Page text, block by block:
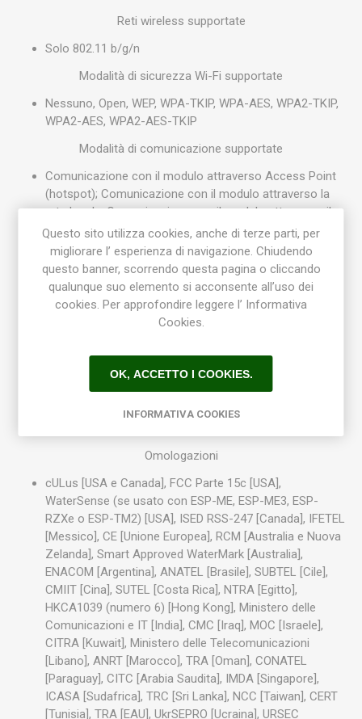
Reti wireless supportate
Solo 802.11 b/g/n
Modalità di sicurezza Wi-Fi supportate
Nessuno, Open, WEP, WPA-TKIP, WPA-AES, WPA2-TKIP,
WPA2-AES, WPA2-AES-TKIP
Modalità di comunicazione supportate
Comunicazione con il modulo attraverso Access Point
(hotspot); Comunicazione con il modulo attraverso la
rete locale; Comunicazione con il modulo attraverso il
relay server di Rain Bird
Specifiche di funzionamento
Temperatura di funzionamento: Da -10 °C (14 °F) a 65
°C (149 °F)
Temperatura di stoccaggio: D -40 °C (-40 °F) a 66 °C
Umidità di funzionamento: 95% max a 10 °C fino a 49 °C
(50 °F - 120 °F) in ambiente non soggetto a condensa
Omologazioni
cULus [USA e Canada], FCC Parte 15c [USA],
WaterSense (se usato con ESP-ME, ESP-ME3, ESP-
RZXe o ESP-TM2) [USA], ISED RSS-247 [Canada], IFETEL
[Messico], CE [Unione Europea], RCM [Australia e Nuova
Zelanda], Smart Approved WaterMark [Australia],
ENACOM [Argentina], ANATEL [Brasile], SUBTEL [Cile],
CMIIT [Cina], SUTEL [Costa Rica], NTRA [Egitto],
HKCA1039 (numero 6) [Hong Kong], Ministero delle
Comunicazioni e IT [India], CMC [Iraq], MOC [Israele],
CITRA [Kuwait], Ministero delle Telecomunicazioni
[Libano], ANRT [Marocco], TRA [Oman], CONATEL
[Paraguay], CITC [Arabia Saudita], IMDA [Singapore],
ICASA [Sudafrica], TRC [Sri Lanka], NCC [Taiwan], CERT
[Tunisia], TRA [EAU], UkrSEPRO [Ucraina], URSEC
Questo sito utilizza cookies, anche di terze parti, per
migliorare l’ esperienza di navigazione. Chiudendo
questo banner, scorrendo questa pagina o cliccando
qualunque suo elemento si acconsente all’uso dei
cookies. Per approfondire leggere l’ Informativa
Cookies.
OK, ACCETTO I COOKIES.
INFORMATIVA COOKIES